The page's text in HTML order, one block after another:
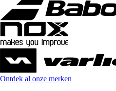
Ontdek al onze merken